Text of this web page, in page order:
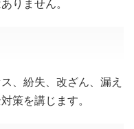
りません。
、紛失、改ざん、漏え
策を講じます。